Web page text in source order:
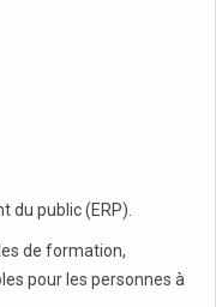
du public (ERP).
de formation,
pour les personnes à